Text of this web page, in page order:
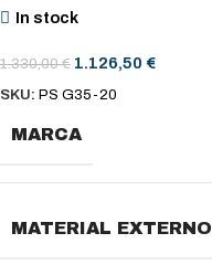
In stock
1.330,00€ 1.126,50 €
SKU: PS G35-20
MARCA
MATERIAL EXTERNO